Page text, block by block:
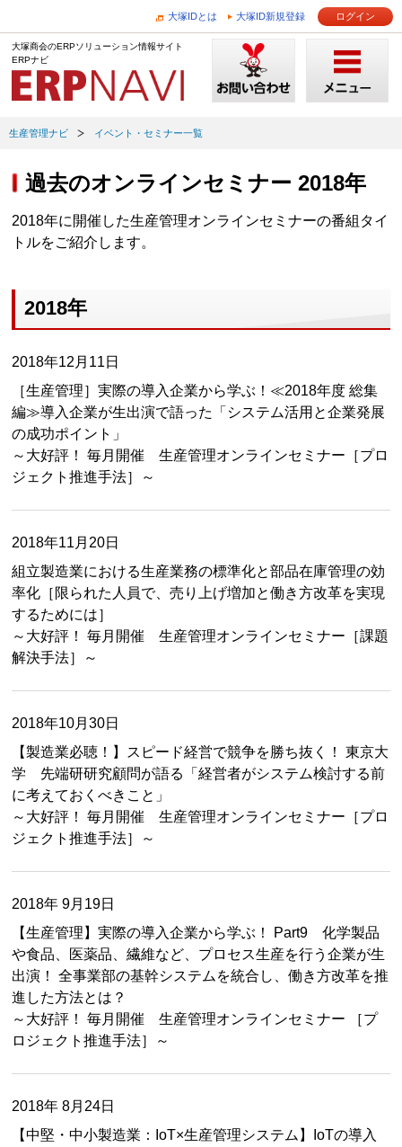
大塚IDとは 大塚ID新規登録 ログイン
大塚商会のERPソリューション情報サイト
ERPナビ
生産管理ナビ イベント・セミナー一覧
過去のオンラインセミナー 2018年
2018年に開催した生産管理オンラインセミナーの番組タイ
トルをご紹介します。
2018年
2018年12月11日
［生産管理］実際の導入企業から学ぶ！≪2018年度 総集
編≫導入企業が生出演で語った「システム活用と企業発展
の成功ポイント」
～大好評！ 毎月開催 生産管理オンラインセミナー［プロ
ジェクト推進手法］～
2018年11月20日
組立製造業における生産業務の標準化と部品在庫管理の効
率化［限られた人員で、売り上げ増加と働き方改革を実現
するためには］
～大好評！ 毎月開催 生産管理オンラインセミナー［課題
解決手法］～
2018年10月30日
【製造業必聴！】スピード経営で競争を勝ち抜く！ 東京大
学 先端研研究顧問が語る「経営者がシステム検討する前
に考えておくべきこと」
～大好評！ 毎月開催 生産管理オンラインセミナー［プロ
ジェクト推進手法］～
2018年 9月19日
【生産管理】実際の導入企業から学ぶ！ Part9 化学製品
や食品、医薬品、繊維など、プロセス生産を行う企業が生
出演！ 全事業部の基幹システムを統合し、働き方改革を推
進した方法とは？
～大好評！ 毎月開催 生産管理オンラインセミナー ［プ
ロジェクト推進手法］～
2018年 8月24日
【中堅・中小製造業：IoT×生産管理システム】IoTの導入